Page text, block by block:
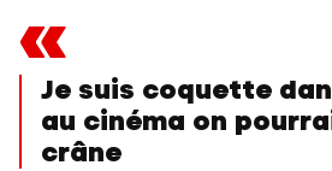
«
Je suis coquette
au cinéma on
crâne